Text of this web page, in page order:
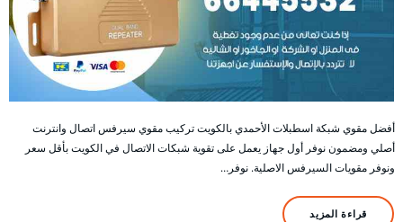
أفضل مقوي شبكة اسطبلات الأحمدي بالكويت تركيب مقوي سيرفس اتصال وانترنت
أصلي ومضمون نوفر أول جهاز يعمل على تقوية شبكات الاتصال في الكويت بأقل سعر
ونوفر مقويات السيرفس الاصلية. نوفر…
قراءة المزيد